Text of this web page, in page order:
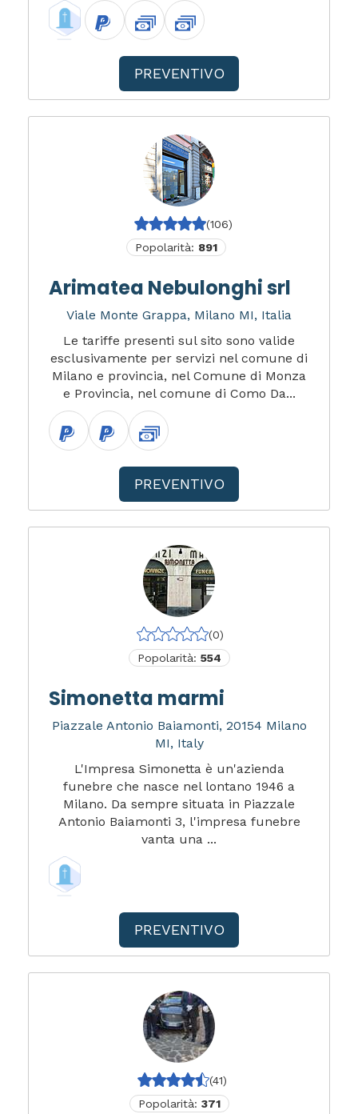
PREVENTIVO
(106)
Popolarità: 891
Arimatea Nebulonghi srl
Viale Monte Grappa, Milano MI, Italia
Le tariffe presenti sul sito sono valide
esclusivamente per servizi nel comune di
Milano e provincia, nel Comune di Monza
e Provincia, nel comune di Como Da...
PREVENTIVO
(0)
Popolarità: 554
Simonetta marmi
Piazzale Antonio Baiamonti, 20154 Milano
MI, Italy
L'Impresa Simonetta è un'azienda
funebre che nasce nel lontano 1946 a
Milano. Da sempre situata in Piazzale
Antonio Baiamonti 3, l'impresa funebre
vanta una ...
PREVENTIVO
(41)
Popolarità: 371